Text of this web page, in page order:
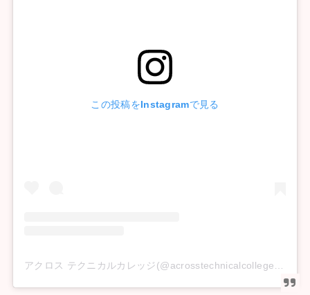
この投稿をInstagramで見る